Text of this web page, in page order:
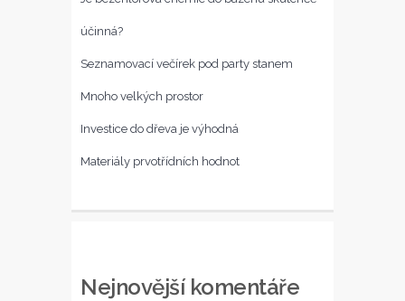
účinná?
Seznamovací večírek pod party stanem
Mnoho velkých prostor
Investice do dřeva je výhodná
Materiály prvotřídních hodnot
Nejnovější komentáře